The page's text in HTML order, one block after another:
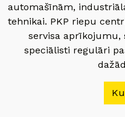
automašīnām,
tehnikai. PKP riepu
servisa aprīkojumu,
speciālisti regulāri